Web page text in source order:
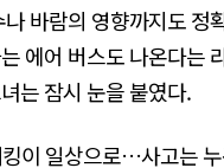
바람의 영향까지도 정
에어 버스도 나온다는
는 잠시 눈을 붙였다.
이 일상으로…사고는